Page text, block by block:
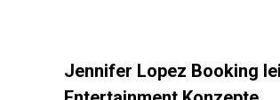
Jennifer Lopez Booking